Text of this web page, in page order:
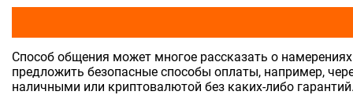
Способ общения может многое рассказать о
предложить безопасные способы оплаты, например,
наличными или криптовалютой без каких-либо